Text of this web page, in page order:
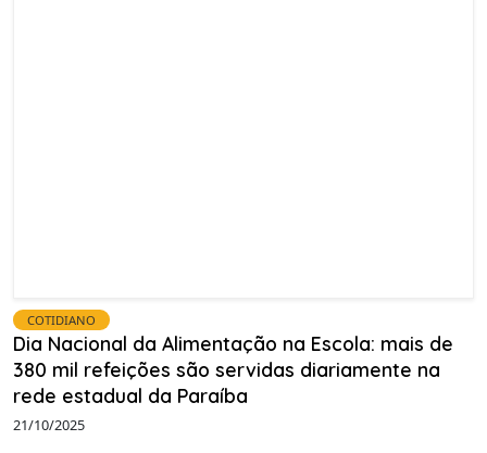
COTIDIANO
Dia Nacional da Alimentação na Escola: mais de
380 mil refeições são servidas diariamente na
rede estadual da Paraíba
21/10/2025